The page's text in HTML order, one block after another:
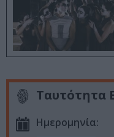
Ταυτότητα
Ημερομηνία: